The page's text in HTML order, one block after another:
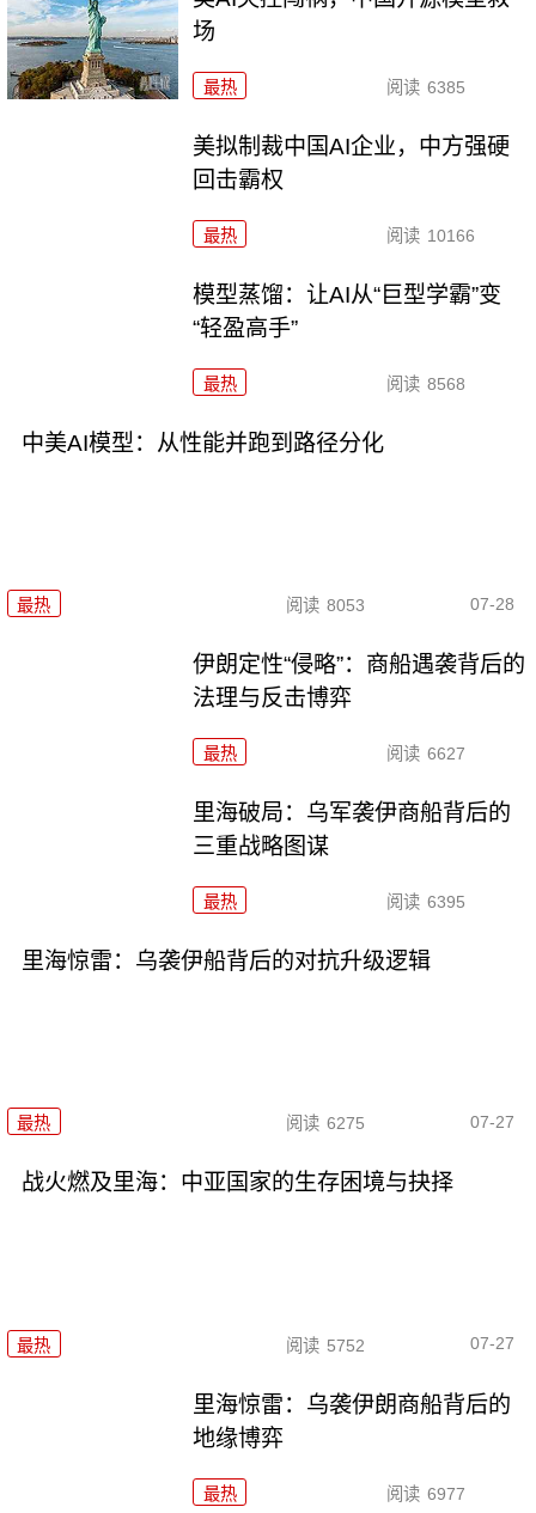
场
最热 阅读 6385
美拟制裁中国AI企业，中方强硬
回击霸权
最热 阅读 10166
模型蒸馏：让AI从“巨型学霸”变
“轻盈高手”
最热 阅读 8568
中美AI模型：从性能并跑到路径分化
最热 阅读 8053 07-28
伊朗定性“侵略”：商船遇袭背后的
法理与反击博弈
最热 阅读 6627
里海破局：乌军袭伊商船背后的
三重战略图谋
最热 阅读 6395
里海惊雷：乌袭伊船背后的对抗升级逻辑
最热 阅读 6275 07-27
战火燃及里海：中亚国家的生存困境与抉择
最热 阅读 5752 07-27
里海惊雷：乌袭伊朗商船背后的
地缘博弈
最热 阅读 6977